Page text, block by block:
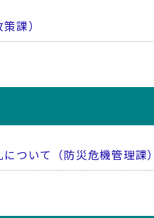
課）
ついて（防災危機管理課